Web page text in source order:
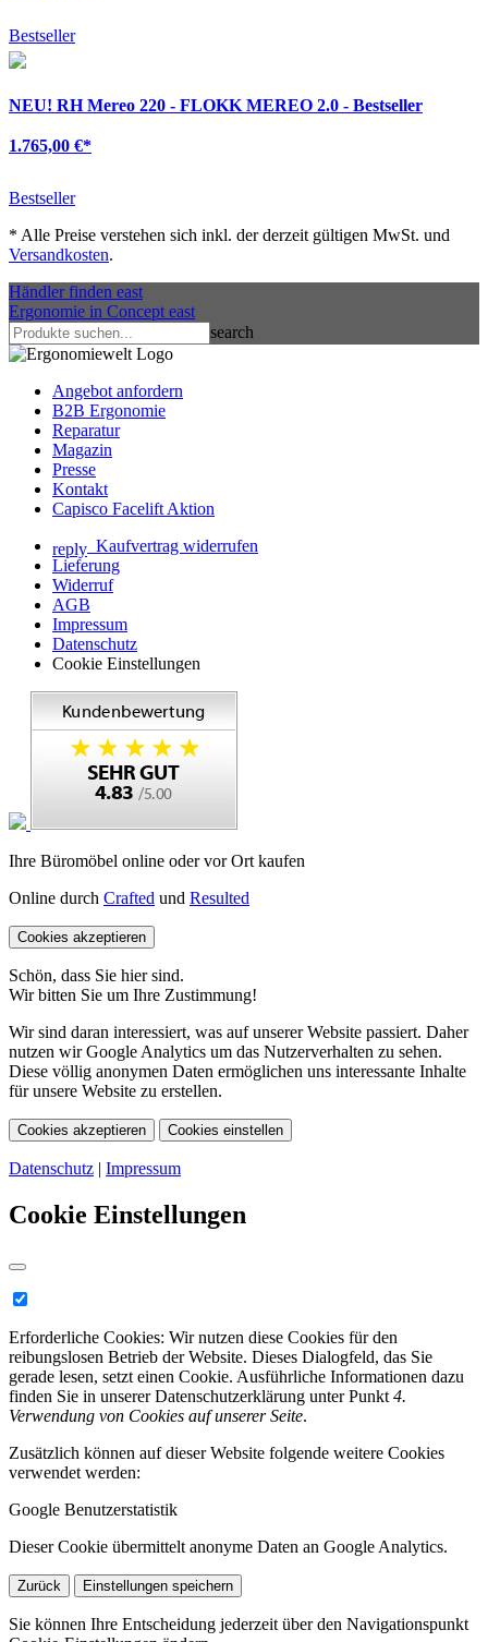
Bestseller
NEU! RH Mereo 220 - FLOKK MEREO 2.0 - Bestseller
1.765,00 €*
Bestseller
* Alle Preise verstehen sich inkl. der derzeit gültigen MwSt. und
Versandkosten.
Händler finden east
Ergonomie in Concept east
search
Angebot anfordern
B2B Ergonomie
Reparatur
Magazin
Presse
Kontakt
Capisco Facelift Aktion
reply Kaufvertrag widerrufen
Lieferung
Widerruf
AGB
Impressum
Datenschutz
Cookie Einstellungen
Ihre Büromöbel online oder vor Ort kaufen
Online durch Crafted und Resulted
Cookies akzeptieren
Schön, dass Sie hier sind.
Wir bitten Sie um Ihre Zustimmung!
Wir sind daran interessiert, was auf unserer Website passiert. Daher
nutzen wir Google Analytics um das Nutzerverhalten zu sehen.
Diese völlig anonymen Daten ermöglichen uns interessante Inhalte
für unsere Website zu erstellen.
Cookies akzeptieren Cookies einstellen
Datenschutz | Impressum
Cookie Einstellungen
Erforderliche Cookies: Wir nutzen diese Cookies für den
reibungslosen Betrieb der Website. Dieses Dialogfeld, das Sie
gerade lesen, setzt einen Cookie. Ausführliche Informationen dazu
finden Sie in unserer Datenschutzerklärung unter Punkt 4.
Verwendung von Cookies auf unserer Seite.
Zusätzlich können auf dieser Website folgende weitere Cookies
verwendet werden:
Google Benutzerstatistik
Dieser Cookie übermittelt anonyme Daten an Google Analytics.
Zurück Einstellungen speichern
Sie können Ihre Entscheidung jederzeit über den Navigationspunkt